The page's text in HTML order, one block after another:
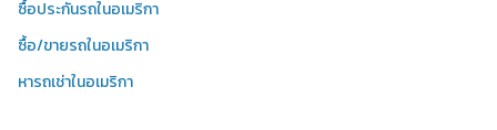
ซื้อประกันรถในอเมริกา
ซื้อ/ขายรถในอเมริกา
หารถเช่าในอเมริกา